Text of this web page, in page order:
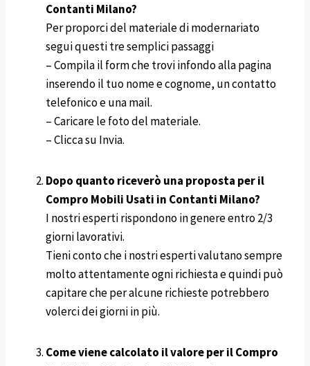
Contanti Milano?
Per proporci del materiale di modernariato
segui questi tre semplici passaggi
– Compila il form che trovi infondo alla pagina
inserendo il tuo nome e cognome, un contatto
telefonico e una mail.
– Caricare le foto del materiale.
– Clicca su Invia.
Dopo quanto riceverò una proposta per il
Compro Mobili Usati in Contanti Milano?
I nostri esperti rispondono in genere entro 2/3
giorni lavorativi.
Tieni conto che i nostri esperti valutano sempre
molto attentamente ogni richiesta e quindi può
capitare che per alcune richieste potrebbero
volerci dei giorni in più.
Come viene calcolato il valore per il Compro